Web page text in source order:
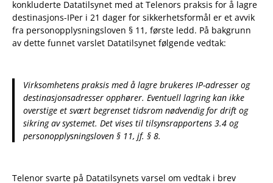
konkluderte Datatilsynet med at Telenors praksis for å lagre
destinasjons-IPer i 21 dager for sikkerhetsformål er et avvik
fra personopplysningsloven § 11, første ledd. På bakgrunn
av dette funnet varslet Datatilsynet følgende vedtak:
Virksomhetens praksis med å lagre brukeres IP-adresser og
destinasjonsadresser opphører. Eventuell lagring kan ikke
overstige et svært begrenset tidsrom nødvendig for drift og
sikring av systemet. Det vises til tilsynsrapportens 3.4 og
personopplysningsloven § 11, jf. § 8.
Telenor svarte på Datatilsynets varsel om vedtak i brev